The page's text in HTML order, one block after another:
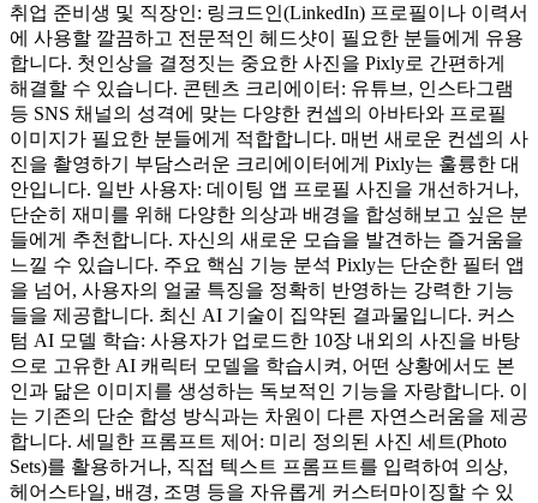
취업 준비생 및 직장인: 링크드인(LinkedIn) 프로필이나 이력서
에 사용할 깔끔하고 전문적인 헤드샷이 필요한 분들에게 유용
합니다. 첫인상을 결정짓는 중요한 사진을 Pixly로 간편하게
해결할 수 있습니다. 콘텐츠 크리에이터: 유튜브, 인스타그램
등 SNS 채널의 성격에 맞는 다양한 컨셉의 아바타와 프로필
이미지가 필요한 분들에게 적합합니다. 매번 새로운 컨셉의 사
진을 촬영하기 부담스러운 크리에이터에게 Pixly는 훌륭한 대
안입니다. 일반 사용자: 데이팅 앱 프로필 사진을 개선하거나,
단순히 재미를 위해 다양한 의상과 배경을 합성해보고 싶은 분
들에게 추천합니다. 자신의 새로운 모습을 발견하는 즐거움을
느낄 수 있습니다. 주요 핵심 기능 분석 Pixly는 단순한 필터 앱
을 넘어, 사용자의 얼굴 특징을 정확히 반영하는 강력한 기능
들을 제공합니다. 최신 AI 기술이 집약된 결과물입니다. 커스
텀 AI 모델 학습: 사용자가 업로드한 10장 내외의 사진을 바탕
으로 고유한 AI 캐릭터 모델을 학습시켜, 어떤 상황에서도 본
인과 닮은 이미지를 생성하는 독보적인 기능을 자랑합니다. 이
는 기존의 단순 합성 방식과는 차원이 다른 자연스러움을 제공
합니다. 세밀한 프롬프트 제어: 미리 정의된 사진 세트(Photo
Sets)를 활용하거나, 직접 텍스트 프롬프트를 입력하여 의상,
헤어스타일, 배경, 조명 등을 자유롭게 커스터마이징할 수 있